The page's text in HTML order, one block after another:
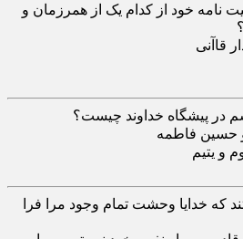
نامه خود از کدام یک از همرزمان و
قاآنی
حسین فاطمه
و یتیم
که خدایا وحشت تمام وجود مرا فرا